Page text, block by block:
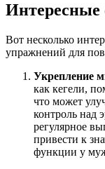
Вот несколько
упражнений для
Укрепление
как кегели,
что может
контроль над
регулярное
привести к
функции у